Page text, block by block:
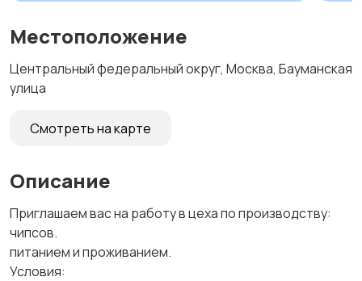
Местоположение
Центральный федеральный округ, Москва, Бауманская
улица
Смотреть на карте
Описание
Приглашаем вас на работу в цеха по производству:
чипсов.
питанием и проживанием.
Условия: